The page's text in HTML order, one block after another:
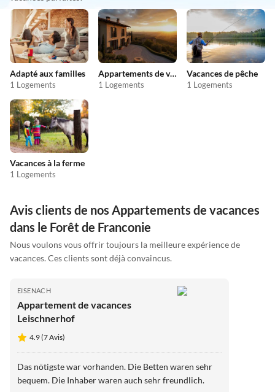
Adapté aux familles
1 Logements
Appartements de vacances pas chers
1 Logements
Vacances de pêche
1 Logements
Vacances à la ferme
1 Logements
Avis clients de nos Appartements de vacances
dans le Forêt de Franconie
Nous voulons vous offrir toujours la meilleure expérience de
vacances. Ces clients sont déjà convaincus.
EISENACH
Appartement de vacances
Leischnerhof
4.9 (7 Avis)
Das nötigste war vorhanden. Die Betten waren sehr
bequem. Die Inhaber waren auch sehr freundlich.